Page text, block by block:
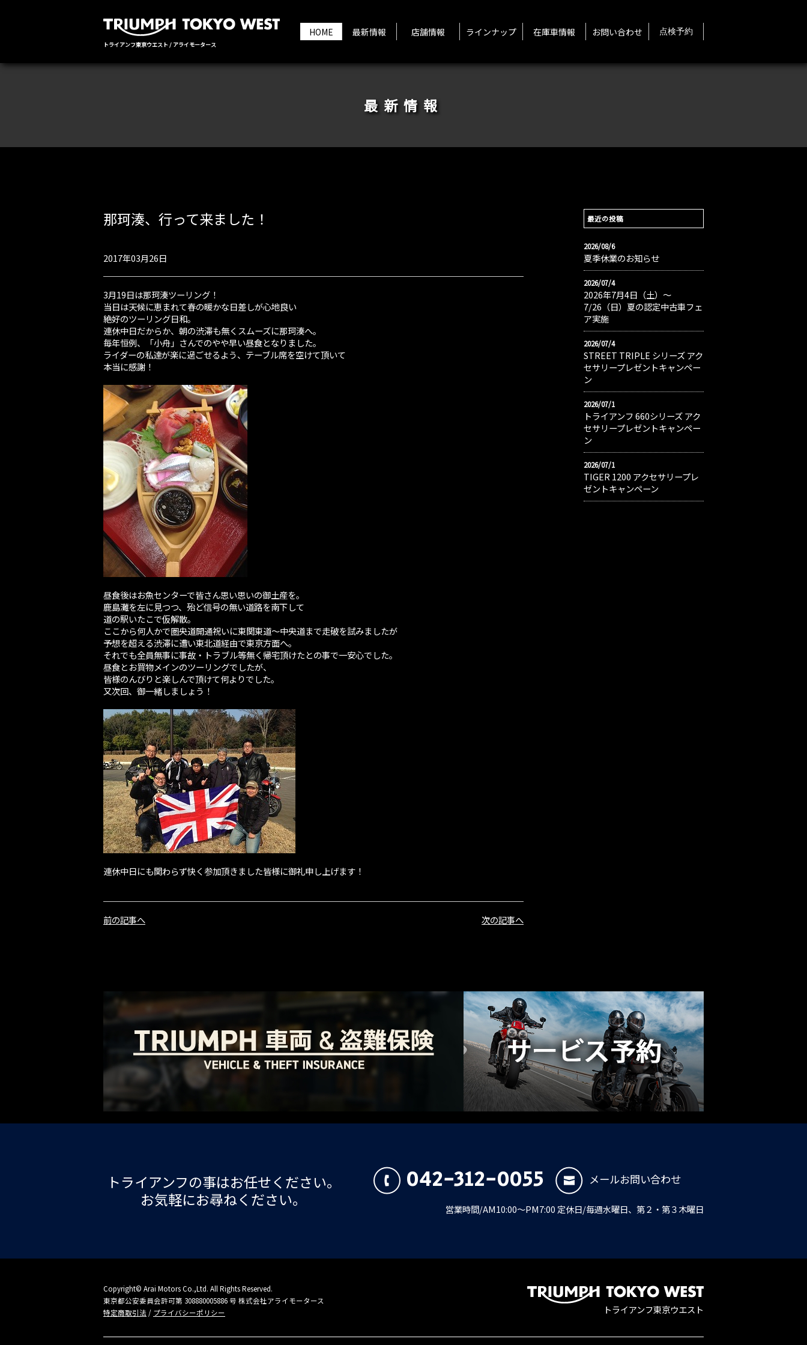
トライアンフ東京ウエスト / アライモータース
HOME 最新情報 店舗情報 ラインナップ 在庫車情報 お問い合わせ 点検予約
最新情報
那珂湊、行って来ました！
2017年03月26日
3月19日は那珂湊ツーリング！
当日は天候に恵まれて春の暖かな日差しが心地良い
絶好のツーリング日和。
連休中日だからか、朝の渋滞も無くスムーズに那珂湊へ。
毎年恒例、「小舟」さんでのやや早い昼食となりました。
ライダーの私達が楽に過ごせるよう、テーブル席を空けて頂いて
本当に感謝！
昼食後はお魚センターで皆さん思い思いの御土産を。
鹿島灘を左に見つつ、殆ど信号の無い道路を南下して
道の駅いたこで仮解散。
ここから何人かで圏央道開通祝いに東関東道～中央道まで走破を試みましたが
予想を超える渋滞に遭い東北道経由で東京方面へ。
それでも全員無事に事故・トラブル等無く帰宅頂けたとの事で一安心でした。
昼食とお買物メインのツーリングでしたが、
皆様のんびりと楽しんで頂けて何よりでした。
又次回、御一緒しましょう！
連休中日にも関わらず快く参加頂きました皆様に御礼申し上げます！
前の記事へ 次の記事へ
最近の投稿
2026/08/6
夏季休業のお知らせ
2026/07/4
2026年7月4日（土）〜
7/26（日）夏の認定中古車フェ
ア実施
2026/07/4
STREET TRIPLE シリーズ アク
セサリープレゼントキャンペー
ン
2026/07/1
トライアンフ 660シリーズ アク
セサリープレゼントキャンペー
ン
2026/07/1
TIGER 1200 アクセサリープレ
ゼントキャンペーン
トライアンフの事はお任せください。
お気軽にお尋ねください。
042-312-0055 メールお問い合わせ
営業時間/AM10:00～PM7:00 定休日/毎週水曜日、第２・第３木曜日
Copyright© Arai Motors Co.,Ltd. All Rights Reserved.
東京都公安委員会許可第 308880005886 号 株式会社アライモータース
特定商取引法 / プライバシーポリシー トライアンフ東京ウエスト